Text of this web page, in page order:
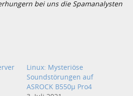
bei uns die Spamanalysten
Linux: Mysteriöse
Soundstörungen auf
ASROCK B550µ Pro4